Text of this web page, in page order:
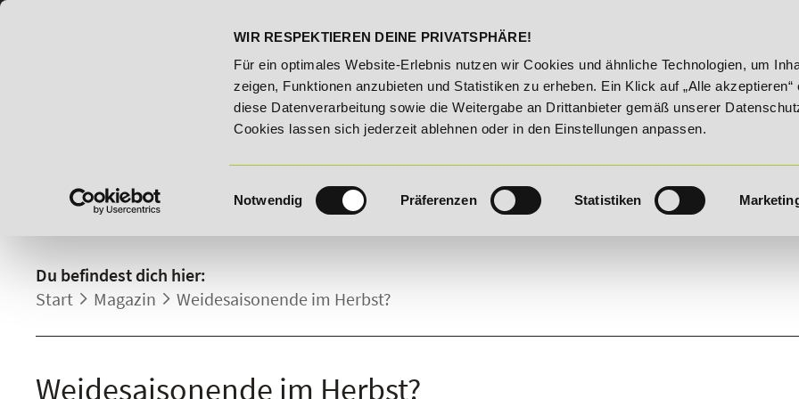
WIR RESPEKTIEREN DEINE PRIVATSPHÄRE!
Für ein optimales Website-Erlebnis nutzen wir Cookies und ähnliche Technologien, um
zeigen, Funktionen anzubieten und Statistiken zu erheben. Ein Klick auf „Alle akzeptieren“
diese Datenverarbeitung sowie die Weitergabe an Drittanbieter gemäß unserer
Cookies lassen sich jederzeit ablehnen oder in den Einstellungen anpassen.
Einwilligungsauswahl
Notwendig Präferenzen Statistiken
20% Rabatt bis 03.09.2026 - Bildungsroute! 20% Rabatt bis 03.09.2026 - Bildungsroute! 20%
DETAILS.
Du befindest dich hier:
Start
Magazin Weidesaisonende im Herbst?
Weidesaisonende im Herbst?